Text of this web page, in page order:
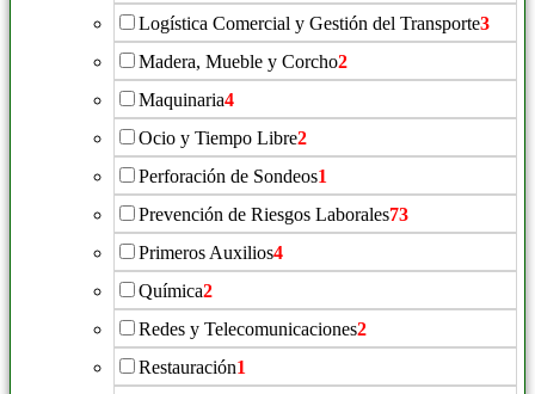
Logística Comercial y Gestión del Transporte3
Madera, Mueble y Corcho2
Maquinaria4
Ocio y Tiempo Libre2
Perforación de Sondeos1
Prevención de Riesgos Laborales73
Primeros Auxilios4
Química2
Redes y Telecomunicaciones2
Restauración1